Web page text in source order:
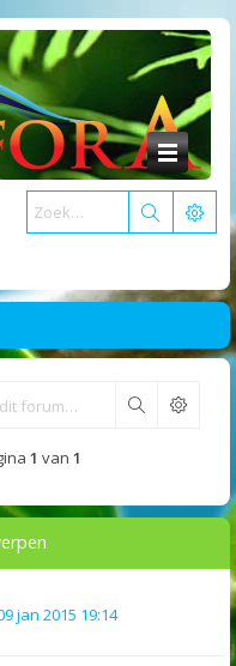
Zoek
1 van 1
jan 2015 19:14